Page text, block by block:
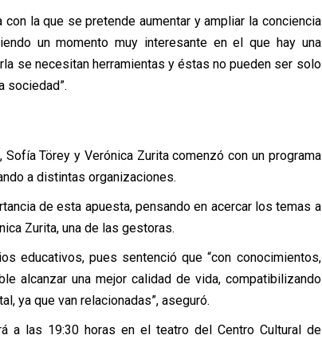
con la que se pretende aumentar y ampliar la conciencia
un momento muy interesante en el que hay una
se necesitan herramientas y éstas no pueden ser solo
sociedad”.
Törey y Verónica Zurita comenzó con un programa
a distintas organizaciones.
de esta apuesta, pensando en acercar los temas a
Zurita, una de las gestoras.
educativos, pues sentenció que “con conocimientos,
alcanzar una mejor calidad de vida, compatibilizando
ya que van relacionadas”, aseguró.
a las 19:30 horas en el teatro del Centro Cultural de